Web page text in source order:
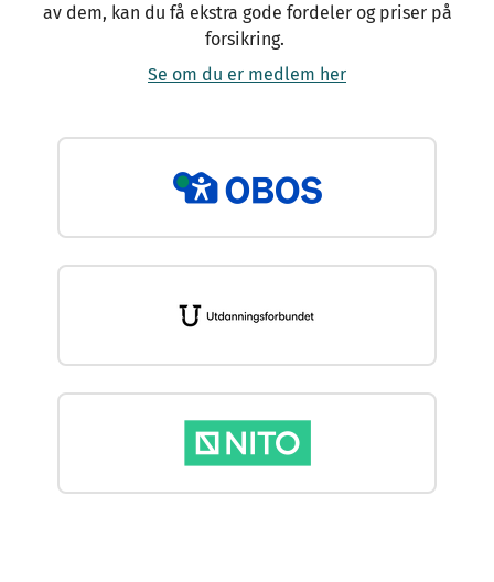
av dem, kan du få ekstra gode fordeler og priser på
forsikring.
Se om du er medlem her